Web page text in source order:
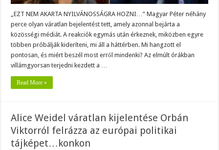
„EZT NEM AKARTA NYILVÁNOSSÁGRA HOZNI…” Magyar Péter néhány
perce olyan váratlan bejelentést tett, amely azonnal bejárta a
közösségi médiát. A reakciók egymás után érkeznek, miközben egyre
többen próbálják kideríteni, mi áll a háttérben. Mi hangzott el
pontosan, és miért beszél most erről mindenki? Az elmúlt órákban
villámgyorsan terjedni kezdett a …
Read More »
Alice Weidel váratlan kijelentése Orbán
Viktorról felrázza az európai politikai
tájképet…konkon